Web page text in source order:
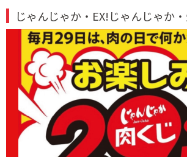
じゃんじゃか・EX!じゃんじゃか